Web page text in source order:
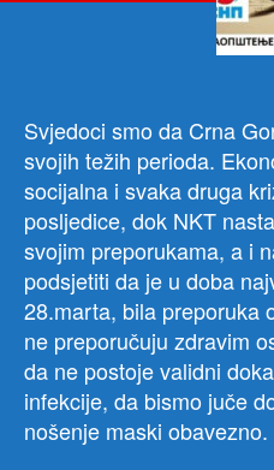
Svjedoci smo da Crna
svojih težih perioda.
socijalna i svaka druga
posljedice, dok NKT
svojim preporukama, a i
podsjetiti da je u doba
28.marta, bila preporuka
ne preporučuju zdravim
da ne postoje validni
infekcije, da bismo juče
nošenje maski obavezno.